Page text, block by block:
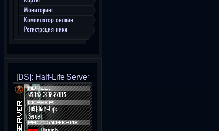
Мониторинг
Компилятор онлайн
Регистрация ника
[DS]: Half-Life Server